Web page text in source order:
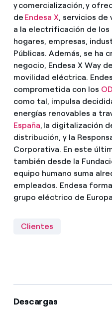
y comercialización, y
de Endesa X, servicios de
a la electrificación de los
hogares, empresas,
Públicas. Además, se ha
negocio, Endesa X Way
movilidad eléctrica.
comprometida con los
como tal, impulsa
energías renovables a
España, la digitalización
distribución, y la
Corporativa. En este
también desde la
equipo humano suma
empleados. Endesa
grupo eléctrico de
Clientes
Descargas